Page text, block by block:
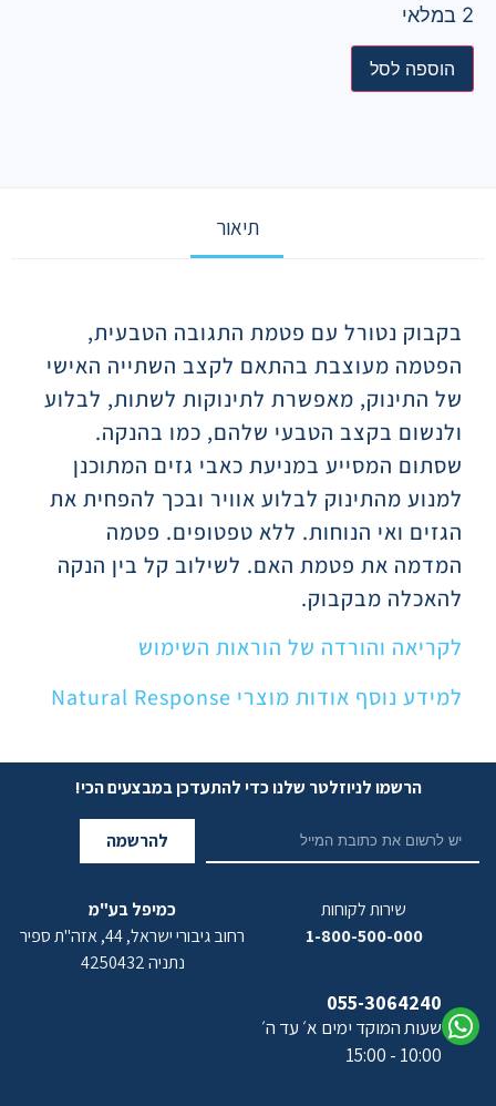
2 במלאי
הוספה לסל
תיאור
בקבוק נטורל עם פטמת התגובה הטבעית,
הפטמה מעוצבת בהתאם לקצב השתייה האישי
של התינוק, מאפשרת לתינוקות לשתות, לבלוע
ולנשום בקצב הטבעי שלהם, כמו בהנקה.
שסתום המסייע במניעת כאבי גזים המתוכנן
למנוע מהתינוק לבלוע אוויר ובכך להפחית את
הגזים ואי הנוחות. ללא טפטופים. פטמה
המדמה את פטמת האם. לשילוב קל בין הנקה
להאכלה מבקבוק.
לקריאה והורדה של הוראות השימוש
למידע נוסף אודות מוצרי Natural Response
הרשמו לניוזלטר שלנו כדי להתעדכן במבצעים הכי!
להרשמה
שירות לקוחות
1-800-500-000
055-3064240
שעות המוקד ימים א׳ עד ה׳
10:00 - 15:00
כמיפל בע"מ
רחוב גיבורי ישראל, 44, אזה"ת ספיר
נתניה 4250432